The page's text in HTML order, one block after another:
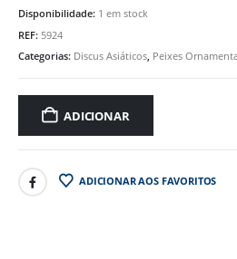
Disponibilidade: 1 em stock
REF: 5924
Categorias: Discus Asiáticos, Peixes
ADICIONAR
ADICIONAR AOS FAVORITOS